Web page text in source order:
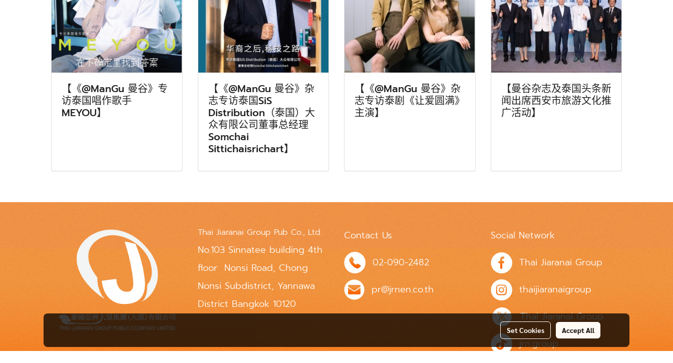
【《@ManGu 曼谷》专
访泰国唱作歌手
MEYOU】
【《@ManGu 曼谷》杂
志专访泰国SiS
Distribution（泰国）大
众有限公司董事总经理
Somchai
Sittichaisrichart】
【《@ManGu 曼谷》杂
志专访泰剧《让爱圆满》
主演】
【曼谷杂志及泰国头条新
闻出席西安市旅游文化推
广活动】
Thai Jiaranai Group Pub Co., Ltd.
No.103 Sinnatee building 4th
floor Nonsi Road, Chong
Nonsi Subdistrict, Yannawa
District Bangkok 10120
Contact Us
02-090-2482
pr@jrnen.co.th
Social Network
Thai Jiaranai Group
thaijiaranaigroup
Thai Jiaranai Group
jrn.group
Set Cookies Accept All